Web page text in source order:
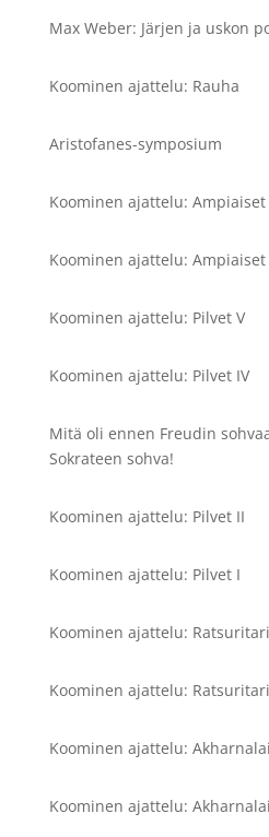
Max Weber: Järjen ja uskon
Koominen ajattelu: Rauha
Aristofanes-symposium
Koominen ajattelu: Ampiaiset
Koominen ajattelu: Ampiaiset
Koominen ajattelu: Pilvet V
Koominen ajattelu: Pilvet IV
Mitä oli ennen Freudin
Sokrateen sohva!
Koominen ajattelu: Pilvet II
Koominen ajattelu: Pilvet I
Koominen ajattelu:
Koominen ajattelu:
Koominen ajattelu:
Koominen ajattelu: